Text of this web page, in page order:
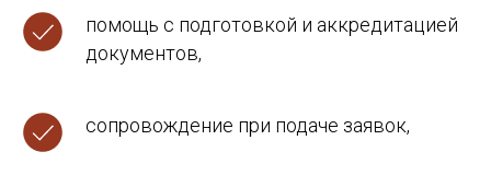
помощь с подготовкой и аккредитацией
документов,
сопровождение при подаче заявок,